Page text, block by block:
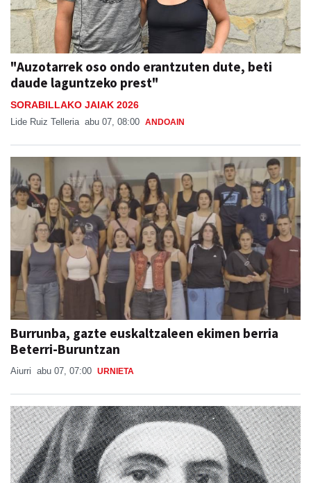
"Auzotarrek oso ondo erantzuten dute, beti
daude laguntzeko prest"
SORABILLAKO JAIAK 2026
Lide Ruiz Telleria abu 07, 08:00 ANDOAIN
Burrunba, gazte euskaltzaleen ekimen berria
Beterri-Buruntzan
Aiurri abu 07, 07:00 URNIETA